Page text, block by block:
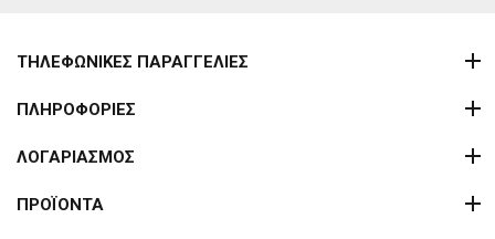
ΤΗΛΕΦΩΝΙΚΕΣ ΠΑΡΑΓΓΕΛΙΕΣ
ΠΛΗΡΟΦΟΡΙΕΣ
ΛΟΓΑΡΙΑΣΜΟΣ
ΠΡΟΪΟΝΤΑ